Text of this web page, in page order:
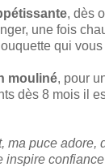
, dès
une fois
qui
mouliné, pour
dès 8 mois il
ma puce adore,
inspire